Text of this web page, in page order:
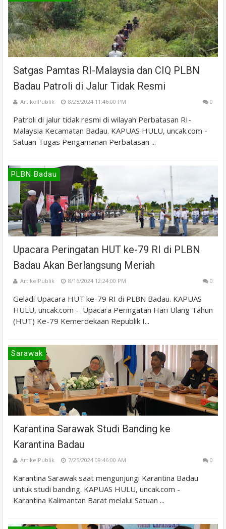
Satgas Pamtas RI-Malaysia dan CIQ PLBN
Badau Patroli di Jalur Tidak Resmi
ArtikelPublik 8/25/2024 11:46:00 PM 0
Patroli di jalur tidak resmi di wilayah Perbatasan RI-
Malaysia Kecamatan Badau. KAPUAS HULU, uncak.com -
Satuan Tugas Pengamanan Perbatasan ...
PLBN Badau
Upacara Peringatan HUT ke-79 RI di PLBN
Badau Akan Berlangsung Meriah
ArtikelPublik 8/16/2024 12:24:00 PM 0
Geladi Upacara HUT ke-79 RI di PLBN Badau. KAPUAS
HULU, uncak.com - Upacara Peringatan Hari Ulang Tahun
(HUT) Ke-79 Kemerdekaan Republik I...
Sarawak
Karantina Sarawak Studi Banding ke
Karantina Badau
ArtikelPublik 7/25/2024 09:46:00 AM 0
Karantina Sarawak saat mengunjungi Karantina Badau
untuk studi banding. KAPUAS HULU, uncak.com -
Karantina Kalimantan Barat melalui Satuan ...